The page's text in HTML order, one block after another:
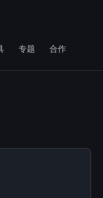
专题 合作